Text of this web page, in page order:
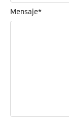
Mensaje*